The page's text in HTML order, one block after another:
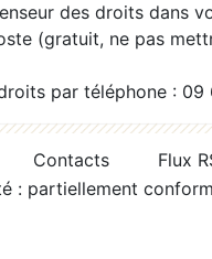
des droits dans
(gratuit, ne pas
par téléphone :
Contacts
Flux
: partiellement